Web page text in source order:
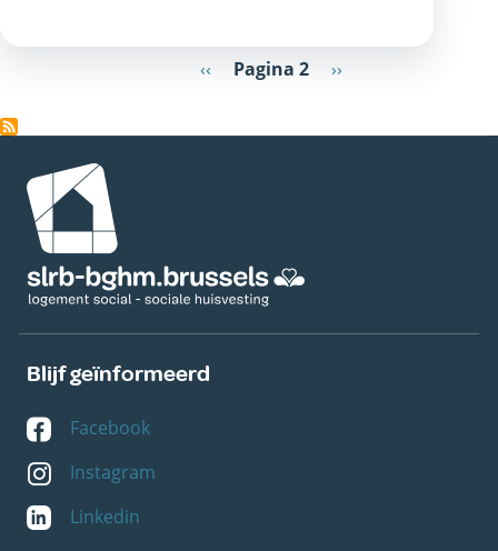
Vorige
‹‹ Pagina 2
Volgende
››
Afbeelding
Blijf geïnformeerd
Facebook
Instagram
Linkedin